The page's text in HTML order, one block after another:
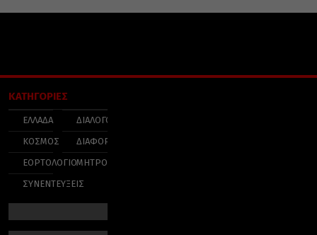
ΚΑΤΗΓΟΡΙΕΣ
ΕΛΛΑΔΑ
ΚΟΣΜΟΣ
ΕΟΡΤΟΛΟΓΙΟ
ΣΥΝΕΝΤΕΥΞΕΙΣ
ΔΙΑΛΟΓΟΣ
ΔΙΑΦΟΡΑ
ΜΗΤΡΟΠΟΛΕΙΣ